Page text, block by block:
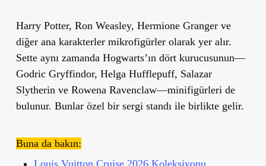
Harry Potter, Ron Weasley, Hermione Granger ve
diğer ana karakterler mikrofigürler olarak yer alır.
Sette aynı zamanda Hogwarts’ın dört kurucusunun—
Godric Gryffindor, Helga Hufflepuff, Salazar
Slytherin ve Rowena Ravenclaw—minifigürleri de
bulunur. Bunlar özel bir sergi standı ile birlikte gelir.
Buna da bakın:
Louis Vuitton Cruise 2026 Koleksiyonu